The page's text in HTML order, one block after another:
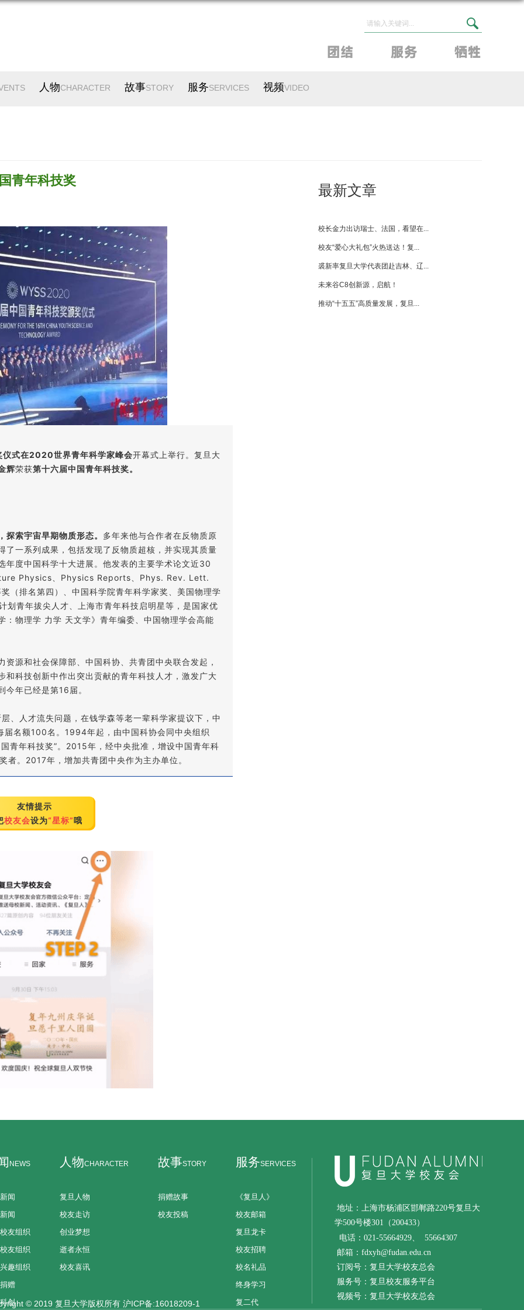
人物CHARACTER 故事STORY 服务SERVICES 视频VIDEO
青年科技奖
仪式在2020世界青年科学家峰会开幕式上举行。复旦大
辉荣获第十六届中国青年科技奖。
索宇宙早期物质形态。 多年来他与合作者在反物质原
了一系列成果，包括发现了反物质超核，并实现其质量
年度中国科学十大进展。他发表的主要学术论文近30
Physics、Physics Reports、Phys. Rev. Lett.
（排名第四）、中国科学院青年科学家奖、美国物理学
青年拔尖人才、上海市青年科技启明星等，是国家优
：物理学 力学 天文学》青年编委、中国物理学会高能
源和社会保障部、中国科协、共青团中央联合发起，
和科技创新中作出突出贡献的青年科技人才，激发广大
年已经是第16届。
、人才流失问题，在钱学森等老一辈科学家提议下，中
届名额100名。1994年起，由中国科协会同中央组织
青年科技奖”。2015年，经中央批准，增设中国青年科
者。2017年，增加共青团中央作为主办单位。
友情提示
校友会设为“星标”哦
最新文章
NEWS
闻
闻
友组织
友组织
趣组织
赠
创
人物CHARACTER
复旦人物
校友走访
创业梦想
逝者永恒
校友喜讯
故事STORY
捐赠故事
校友投稿
服务SERVICES
《复旦人》
校友邮箱
复旦龙卡
校友招聘
校名礼品
终身学习
复二代
地址：上海市杨浦区邯郸路220号复旦大
学500号楼301（200433）
电话：021-55664929、
55664307
邮箱：fdxyh@fudan.edu.cn
订阅号：复旦大学校友总会
服务号：复旦校友服务平台
视频号：复旦大学校友总会
© 2019 复旦大学版权所有 沪ICP备:16018209-1